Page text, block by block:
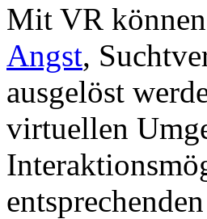
Mit VR
Angst,
ausgelöst
virtuellen